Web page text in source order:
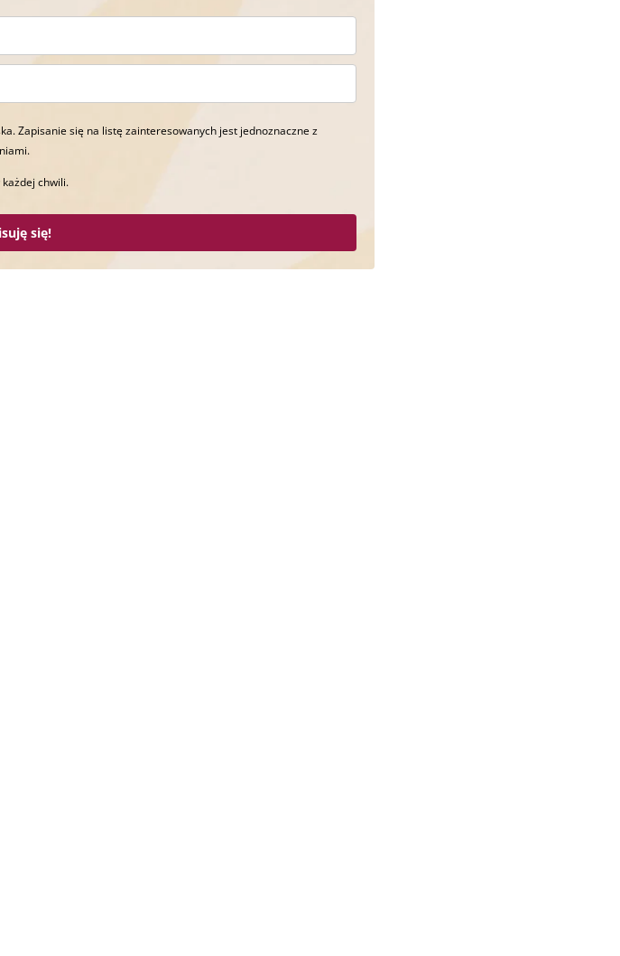
Zapisanie się na listę zainteresowanych jest jednoznaczne z
chwili.
się!